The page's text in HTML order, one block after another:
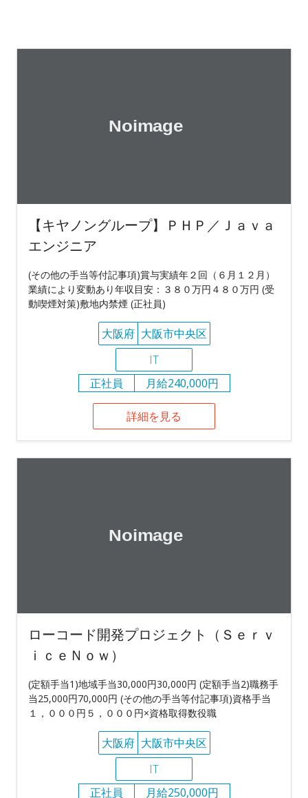
【キヤノングループ】ＰＨＰ／Ｊａｖａ
エンジニア
(その他の手当等付記事項)賞与実績年２回（６月１２月）
業績により変動あり年収目安：３８０万円４８０万円 (受
動喫煙対策)敷地内禁煙 (正社員)
大阪府 大阪市中央区
IT
正社員
月給240,000円
詳細を見る
ローコード開発プロジェクト（Ｓｅｒｖ
ｉｃｅＮｏｗ）
(定額手当1)地域手当30,000円30,000円 (定額手当2)職務手
当25,000円70,000円 (その他の手当等付記事項)資格手当
１，０００円５，０００円×資格取得数役職
大阪府 大阪市中央区
IT
正社員
月給250,000円